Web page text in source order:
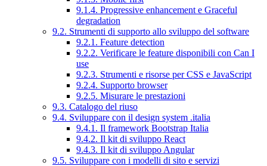
9.1.4. Progressive enhancement e Graceful
degradation
9.2. Strumenti di supporto allo sviluppo del software
9.2.1. Feature detection
9.2.2. Verificare le feature disponibili con Can I
use
9.2.3. Strumenti e risorse per CSS e JavaScript
9.2.4. Supporto browser
9.2.5. Misurare le prestazioni
9.3. Catalogo del riuso
9.4. Sviluppare con il design system .italia
9.4.1. Il framework Bootstrap Italia
9.4.2. Il kit di sviluppo React
9.4.3. Il kit di sviluppo Angular
9.5. Sviluppare con i modelli di sito e servizi